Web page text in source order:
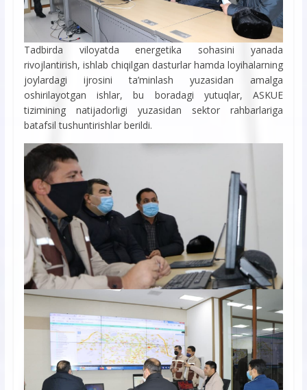
Tadbirda viloyatda energetika sohasini yanada
rivojlantirish, ishlab chiqilgan dasturlar hamda loyihalarning
joylardagi ijrosini ta’minlash yuzasidan amalga
oshirilayotgan ishlar, bu boradagi yutuqlar, ASKUE
tizimining natijadorligi yuzasidan sektor rahbarlariga
batafsil tushuntirishlar berildi.